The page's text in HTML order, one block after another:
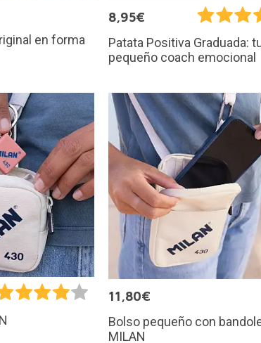
en forma
8,95€
Patata Positiva Graduada:
pequeño coach emocional
11,80€
Bolso pequeño con
MILAN